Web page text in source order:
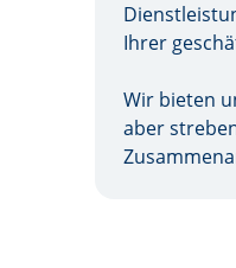
Ihrer
Wir bieten
aber